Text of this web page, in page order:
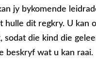
jy bykomende
hulle dit regkry. U kan
sodat die kind die
beskryf wat u kan raai.